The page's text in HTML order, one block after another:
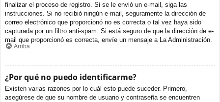
finalizar el proceso de registro. Si se le envió un e-mail, siga las
instrucciones. Si no recibió ningún e-mail, seguramente la dirección de
correo electrónico que proporcionó no es correcta o tal vez haya sido
capturada por un filtro anti-spam. Si está seguro de que la dirección de e-
mail que proporcionó es correcta, envíe un mensaje a La Administración.
Arriba
¿Por qué no puedo identificarme?
Existen varias razones por lo cuál esto puede suceder. Primero,
asegúrese de que su nombre de usuario y contraseña se encuentren